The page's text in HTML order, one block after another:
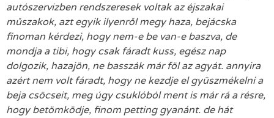
autószervizben rendszeresek voltak az éjszakai
műszakok, azt egyik ilyenről megy haza, bejácska
finoman kérdezi, hogy nem-e be van-e baszva, de
mondja a tibi, hogy csak fáradt kuss, egész nap
dolgozik, hazajön, ne basszák már föl az agyát. annyira
azért nem volt fáradt, hogy ne kezdje el gyüszmékelni a
beja csöcseit, meg úgy csuklóból ment is már rá a résre,
hogy betömködje, finom petting gyanánt. de hát